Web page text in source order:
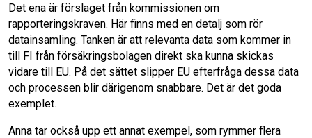
Det ena är förslaget från kommissionen om
rapporteringskraven. Här finns med en detalj som rör
datainsamling. Tanken är att relevanta data som kommer in
till FI från försäkringsbolagen direkt ska kunna skickas
vidare till EU. På det sättet slipper EU efterfråga dessa data
och processen blir därigenom snabbare. Det är det goda
exemplet.
Anna tar också upp ett annat exempel, som rymmer flera